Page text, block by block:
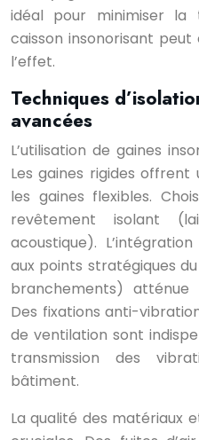
idéal pour minimiser la
caisson insonorisant
l’effet.
Techniques
avancées
L’utilisation de gaines
Les gaines rigides offrent
les gaines flexibles.
revêtement isolant
acoustique).
aux points stratégiques
branchements) atténue
Des fixations anti-
de ventilation sont
transmission des
bâtiment.
La qualité des matériaux